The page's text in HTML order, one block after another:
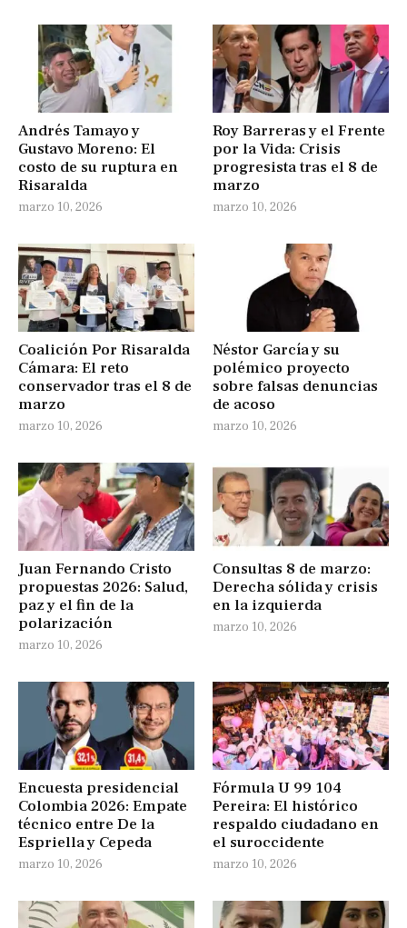
Andrés Tamayo y
Gustavo Moreno: El
costo de su ruptura en
Risaralda
marzo 10, 2026
Roy Barreras y el Frente
por la Vida: Crisis
progresista tras el 8 de
marzo
marzo 10, 2026
Coalición Por Risaralda
Cámara: El reto
conservador tras el 8 de
marzo
marzo 10, 2026
Néstor García y su
polémico proyecto
sobre falsas denuncias
de acoso
marzo 10, 2026
Juan Fernando Cristo
propuestas 2026: Salud,
paz y el fin de la
polarización
marzo 10, 2026
Consultas 8 de marzo:
Derecha sólida y crisis
en la izquierda
marzo 10, 2026
Encuesta presidencial
Colombia 2026: Empate
técnico entre De la
Espriella y Cepeda
marzo 10, 2026
Fórmula U 99 104
Pereira: El histórico
respaldo ciudadano en
el suroccidente
marzo 10, 2026